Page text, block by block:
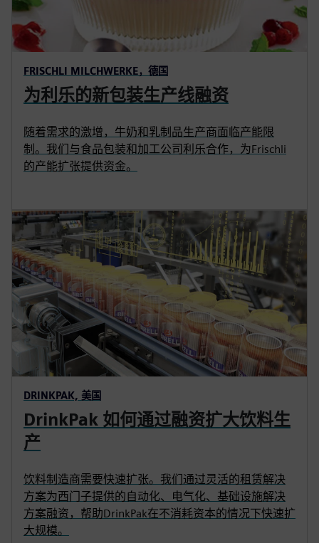
FRISCHLI MILCHWERKE，德国
为利乐的新包装生产线融资
随着需求的激增，牛奶和乳制品生产商面临产能限
制。我们与食品包装和加工公司利乐合作，为Frischli
的产能扩张提供资金。
DRINKPAK, 美国
DrinkPak 如何通过融资扩大饮料生
产
饮料制造商需要快速扩张。我们通过灵活的租赁解决
方案为西门子提供的自动化、电气化、基础设施解决
方案融资，帮助DrinkPak在不消耗资本的情况下快速扩
大规模。